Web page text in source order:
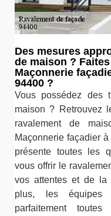
Des mesures
de maison ?
Maçonnerie
94400 ?
Vous possédez des
maison ? Retrouvez
ravalement de
Maçonnerie façadier
présente toutes les
vous offrir le
vos attentes et de la
plus, les équipes
parfaitement